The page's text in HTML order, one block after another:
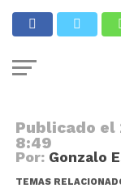
NOTICIAS
Chubascos
grados
Publicado el
8:49
Por: Gonzalo
TEMAS